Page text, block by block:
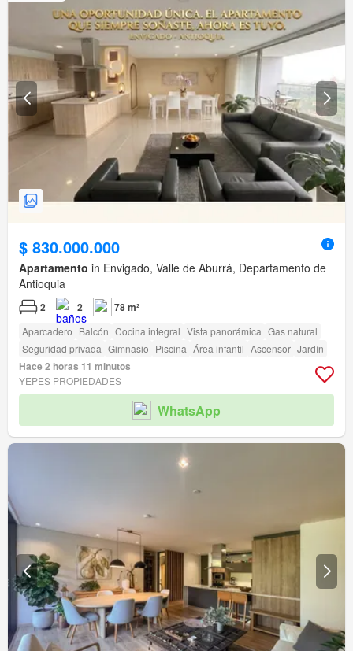
$ 830.000.000
Apartamento in Envigado, Valle de Aburrá, Departamento de
Antioquia
2 2 78 m²
Aparcadero Balcón Cocina integral Vista panorámica Gas natural
Seguridad privada Gimnasio Piscina Área infantil Ascensor Jardín
Hace 2 horas 11 minutos
YEPES PROPIEDADES
WhatsApp